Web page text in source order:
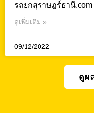
รถยกสุราษฎร์ธานี
ดูเพิ่มเติม »
09/12/2022
ดูผ